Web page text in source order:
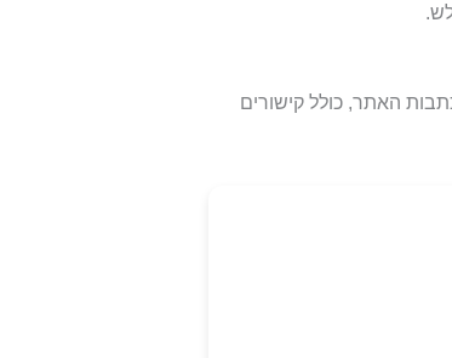
האתר, כולל קישורים